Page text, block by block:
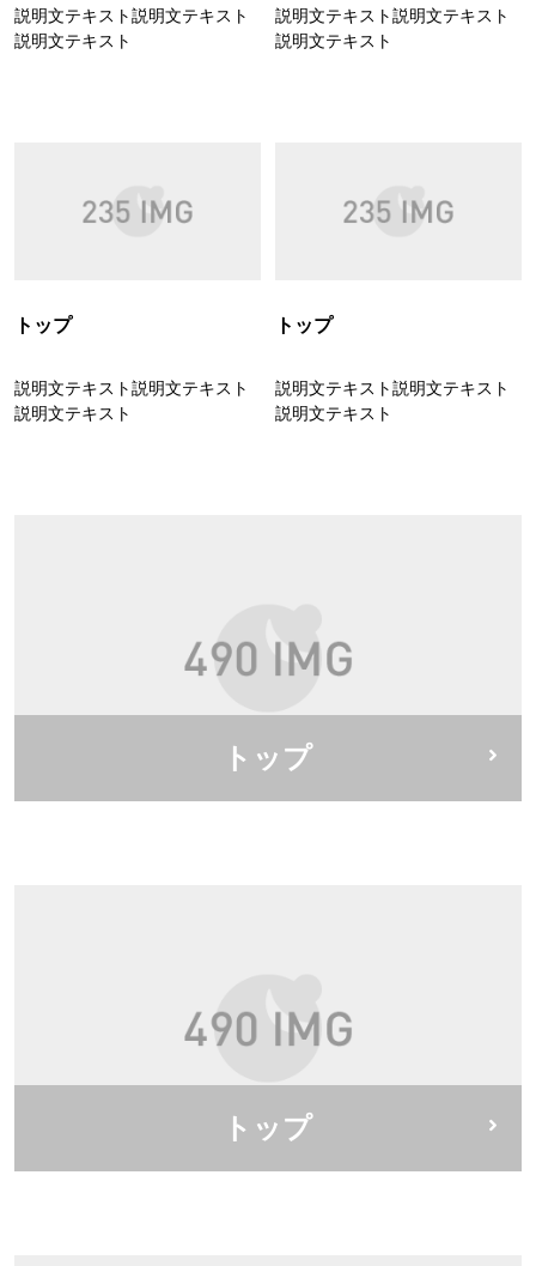
説明文テキスト説明文テキスト
説明文テキスト
説明文テキスト説明文テキスト
説明文テキスト
トップ
説明文テキスト説明文テキスト
説明文テキスト
トップ
説明文テキスト説明文テキスト
説明文テキスト
トップ
トップ